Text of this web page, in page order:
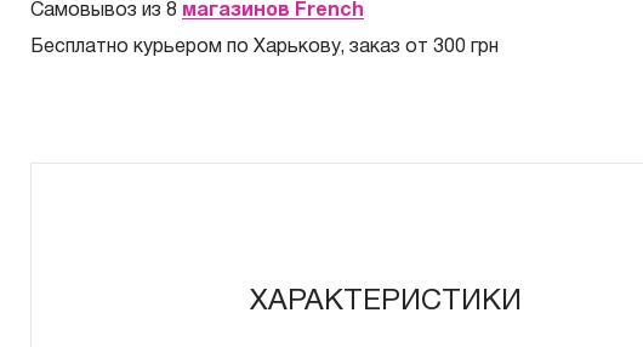
Самовывоз из 8 магазинов French
Бесплатно курьером по Харькову, заказ от 300 грн
ХАРАКТЕРИСТИКИ